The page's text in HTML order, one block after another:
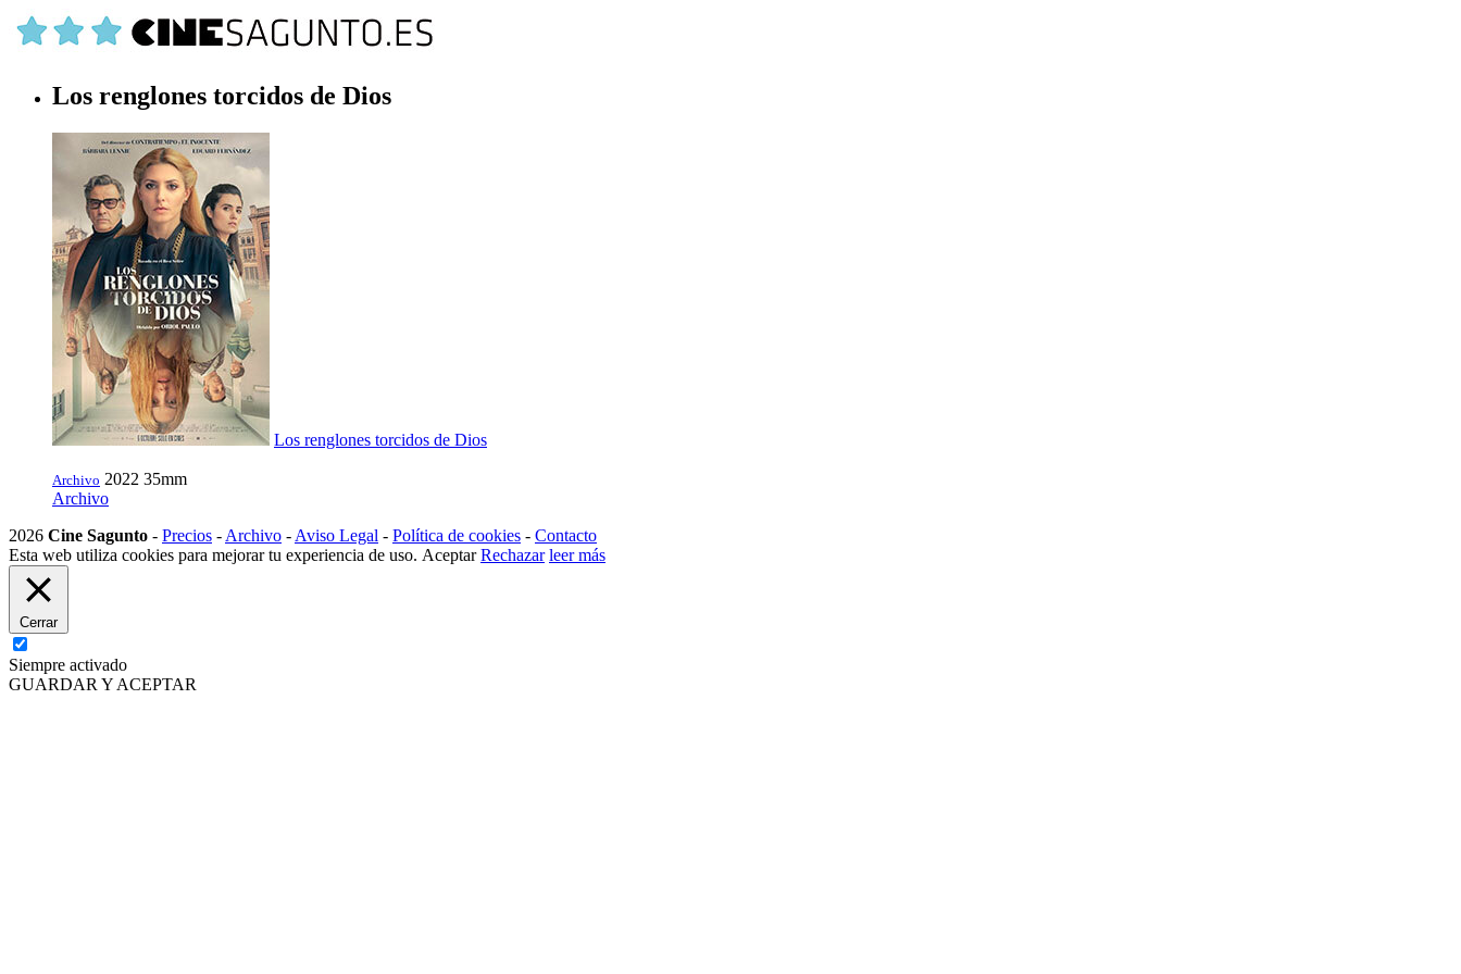
Los renglones torcidos de Dios
Los renglones torcidos de Dios
Archivo 2022 35mm
Archivo
2026 Cine Sagunto - Precios - Archivo - Aviso Legal - Política de cookies - Contacto
Esta web utiliza cookies para mejorar tu experiencia de uso. Aceptar Rechazar leer más
Cerrar
Siempre activado
GUARDAR Y ACEPTAR